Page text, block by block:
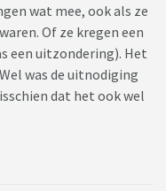
wat mee, ook als ze
Of ze kregen een
een uitzondering). Het
was de uitnodiging
dat het ook wel